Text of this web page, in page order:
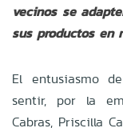
vecinos se
sus productos en
El entusiasmo
sentir, por la
Cabras, Priscilla